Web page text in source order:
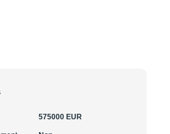
575000 EUR